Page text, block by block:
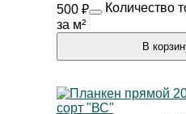
500 ₽
за м²
Количество
В